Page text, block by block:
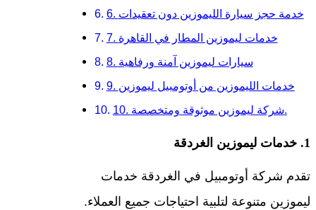
6. خدمة حجز سيارة الليموزين دون تعقيدات
7. خدمات ليموزين المطار في القاهرة
8. سيارات ليموزين آمنة ورفاهية
9. خدمات الليموزين من أوتومبيل ليموزين
10. شركة ليموزين موثوقة ومتخصصة.
1. خدمات ليموزين الغردقة
تقدم شركة أوتومبيل في الغردقة خدمات
ليموزين متنوعة لتلبية احتياجات جميع العملاء.